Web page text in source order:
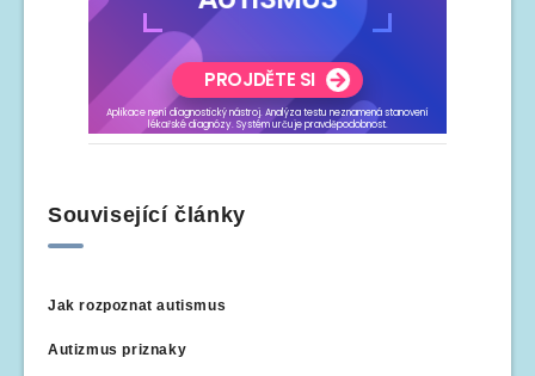
Související články
Jak rozpoznat autismus
Autizmus priznaky